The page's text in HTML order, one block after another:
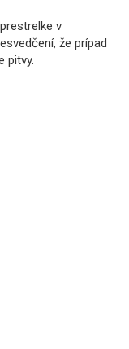
v
že prípad
pitvy.